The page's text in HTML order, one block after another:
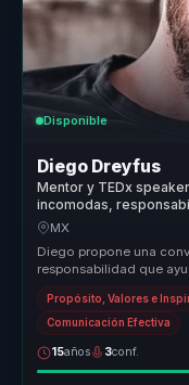
Disponible
Diego Dreyfus
Mentor y TEDx
incomodas,
lideres y equipos.
MX
Diego propone una
responsabilidad que
personales y ab...
Propósito, Valores e
Comunicación Efectiva
15años 3conf.